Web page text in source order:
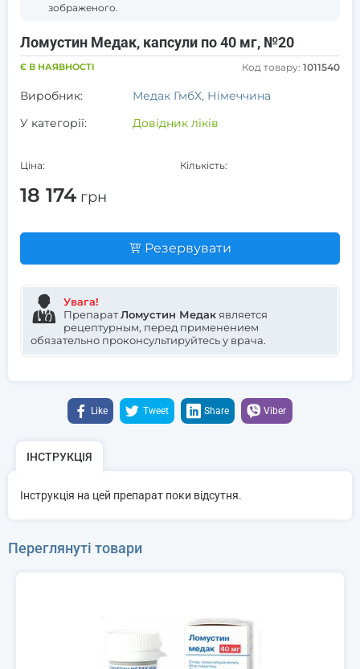
зображеного.
Ломустин Медак, капсули по 40 мг, №20
Є В НАЯВНОСТІ Код товару: 1011540
Виробник:
Медак ГмбХ, Німеччина
У категорії:
Довідник ліків
Ціна:
18 174 грн
Кількість:
Резервувати
Увага!
ПрепаратЛомустин Медакявляется
рецептурным, перед применением
обязательно проконсультируйтесь у врача.
Like Tweet Share Viber
ІНСТРУКЦІЯ
Інструкція на цей препарат поки відсутня.
Переглянуті товари